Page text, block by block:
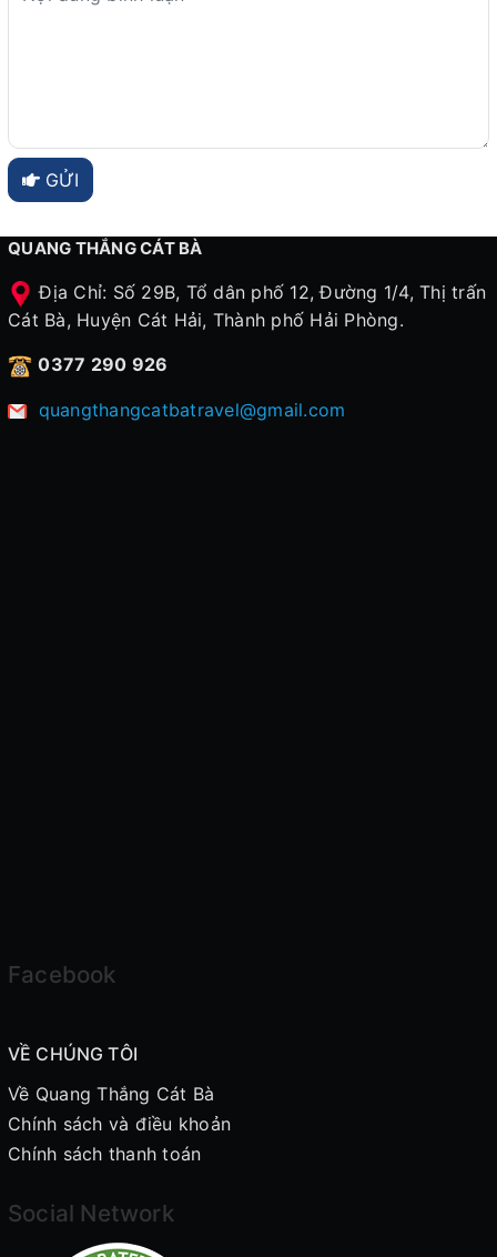
GỬI
QUANG THẮNG CÁT BÀ
Địa Chỉ: Số 29B, Tổ dân phố 12, Đường 1/4, Thị trấn
Cát Bà, Huyện Cát Hải, Thành phố Hải Phòng.
0377 290 926
quangthangcatbatravel@gmail.com
Facebook
VỀ CHÚNG TÔI
Về Quang Thắng Cát Bà
Chính sách và điều khoản
Chính sách thanh toán
Social Network